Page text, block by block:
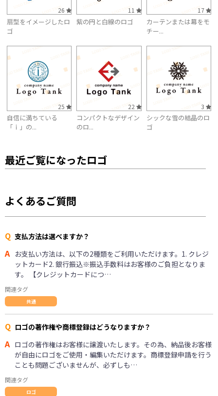
26
扇型をイメージしたロ
ゴ
11
紫の円と白線のロゴ
17
カーテンまたは幕をモ
チー...
25
自信に満ちている
「ｉ」の...
22
コンパクトなデザイン
のロ...
3
シックな雪の結晶のロ
ゴ
最近ご覧になったロゴ
よくあるご質問
Q 支払方法は選べますか？
A お支払い方法は、以下の2種類をご利用いただけます。1. クレジ
ットカード2. 銀行振込※振込手数料はお客様のご負担となりま
す。 【クレジットカードにつ…
関連タグ
共通
Q ロゴの著作権や商標登録はどうなりますか？
A ロゴの著作権はお客様に譲渡いたします。その為、納品後お客様
が自由にロゴをご使用・編集いただけます。商標登録申請を行う
ことも問題ございませんが、必ずしも…
関連タグ
ロゴ